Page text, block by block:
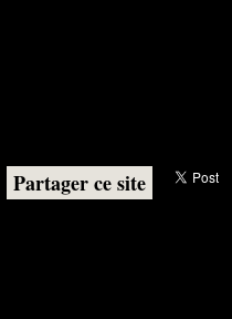
Partager ce site